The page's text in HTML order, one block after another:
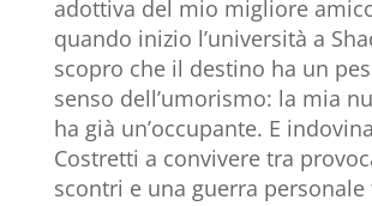
adottiva del mio migliore
quando inizio l’università a
scopro che il destino ha un
senso dell’umorismo: la mia
ha già un’occupante. E
Costretti a convivere tra
scontri e una guerra personale